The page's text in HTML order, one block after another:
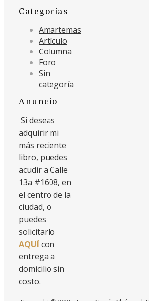
Categorías
Amartemas
Artículo
Columna
Foro
Sin
categoría
Anuncio
Si deseas
adquirir mi
más reciente
libro, puedes
acudir a Calle
13a #1608, en
el centro de la
ciudad, o
puedes
solicitarlo
AQUÍcon
entrega a
domicilio sin
costo.